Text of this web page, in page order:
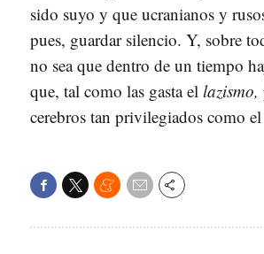
sido suyo y que ucranianos y
pues, guardar silencio. Y, sobre
no sea que dentro de un tiempo
que, tal como las gasta el lazismo,
cerebros tan privilegiados como